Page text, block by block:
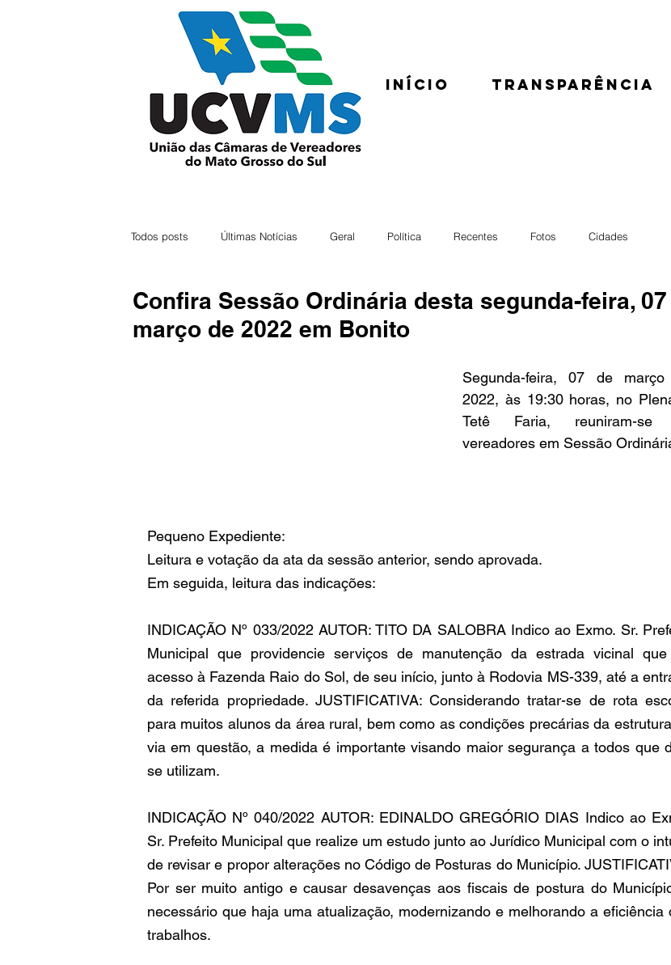
Início Transparência
Todos posts Últimas Notícias Geral Política Recentes Fotos Cidades
Confira Sessão Ordinária desta segunda-feira,
março de 2022 em Bonito
Segunda-feira, 07 de
2022, às 19:30 horas, no
Tetê Faria, reuniram-se
vereadores em Sessão
Pequeno Expediente:
Leitura e votação da ata da sessão anterior, sendo aprovada.
Em seguida, leitura das indicações:
INDICAÇÃO Nº 033/2022 AUTOR: TITO DA SALOBRA Indico ao Exmo. Sr.
Municipal que providencie serviços de manutenção da estrada vicinal
acesso à Fazenda Raio do Sol, de seu início, junto à Rodovia MS-339, até a
da referida propriedade. JUSTIFICATIVA: Considerando tratar-se de rota
para muitos alunos da área rural, bem como as condições precárias da
via em questão, a medida é importante visando maior segurança a todos que
se utilizam.
INDICAÇÃO Nº 040/2022 AUTOR: EDINALDO GREGÓRIO DIAS Indico ao
Sr. Prefeito Municipal que realize um estudo junto ao Jurídico Municipal com o
de revisar e propor alterações no Código de Posturas do Município.
Por ser muito antigo e causar desavenças aos fiscais de postura do
necessário que haja uma atualização, modernizando e melhorando a eficiência
trabalhos.